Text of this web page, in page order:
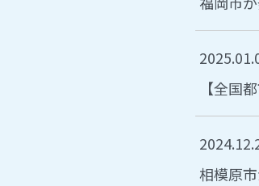
【全国
相模原